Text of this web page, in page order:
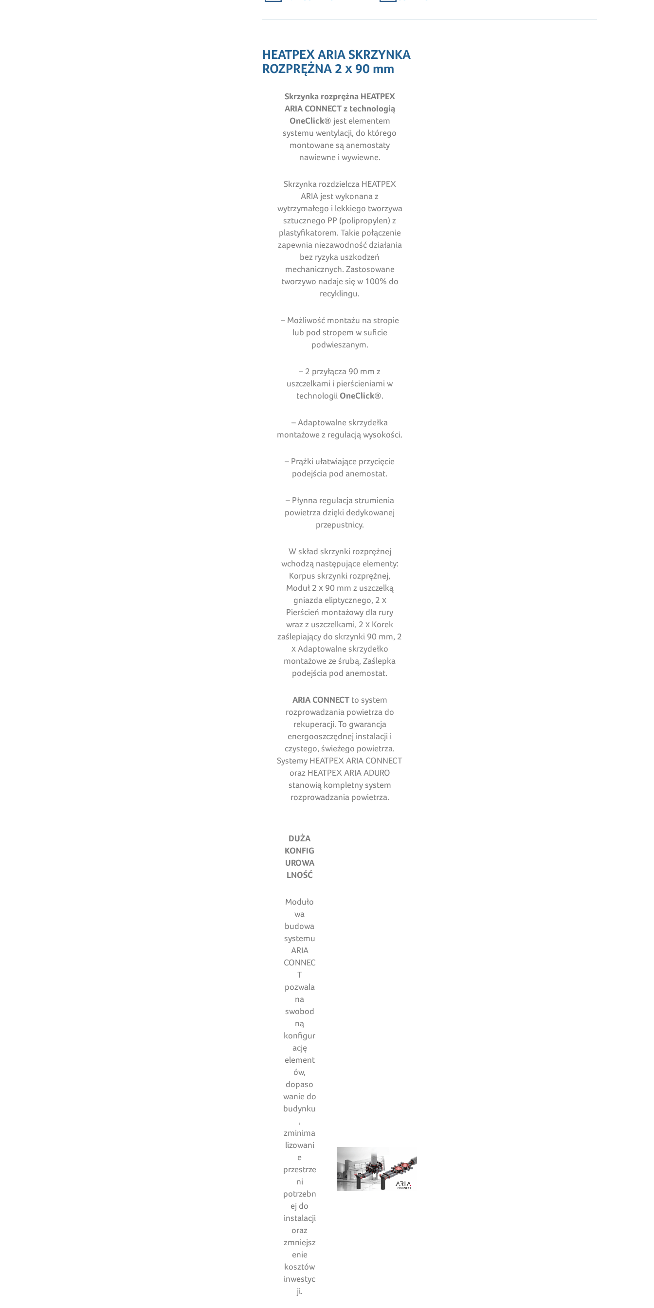
HEATPEX ARIA SKRZYNKA
ROZPRĘŻNA 2 x 90 mm
Skrzynka rozprężna HEATPEX
ARIA CONNECT z technologią
OneClick® jest elementem
systemu wentylacji, do którego
montowane są anemostaty
nawiewne i wywiewne.
Skrzynka rozdzielcza HEATPEX
ARIA jest wykonana z
wytrzymałego i lekkiego tworzywa
sztucznego PP (polipropylen) z
plastyfikatorem. Takie połączenie
zapewnia niezawodność działania
bez ryzyka uszkodzeń
mechanicznych. Zastosowane
tworzywo nadaje się w 100% do
recyklingu.
– Możliwość montażu na stropie
lub pod stropem w suficie
podwieszanym.
– 2 przyłącza 90 mm z
uszczelkami i pierścieniami w
technologii OneClick®.
– Adaptowalne skrzydełka
montażowe z regulacją wysokości.
– Prążki ułatwiające przycięcie
podejścia pod anemostat.
– Płynna regulacja strumienia
powietrza dzięki dedykowanej
przepustnicy.
W skład skrzynki rozprężnej
wchodzą następujące elementy:
Korpus skrzynki rozprężnej,
Moduł 2 x 90 mm z uszczelką
gniazda eliptycznego, 2 x
Pierścień montażowy dla rury
wraz z uszczelkami, 2 x Korek
zaślepiający do skrzynki 90 mm, 2
x Adaptowalne skrzydełko
montażowe ze śrubą, Zaślepka
podejścia pod anemostat.
ARIA CONNECTto system
rozprowadzania powietrza do
rekuperacji. To gwarancja
energooszczędnej instalacji i
czystego, świeżego powietrza.
Systemy HEATPEX ARIA CONNECT
oraz HEATPEX ARIA ADURO
stanowią kompletny system
rozprowadzania powietrza.
DUŻA
KONFIG
UROWA
LNOŚĆ
Moduło
wa
budowa
systemu
ARIA
CONNEC
T
pozwala
na
swobod
ną
konfigur
ację
element
ów,
dopaso
wanie do
budynku
,
zminima
lizowani
e
przestrze
ni
potrzebn
ej do
instalacji
oraz
zmniejsz
enie
kosztów
inwestyc
ji.